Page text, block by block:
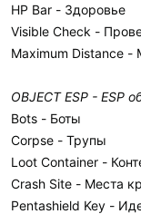
HP Bar - Здоровье
Visible Check -
Maximum Distance -
OBJECT ESP - ESP
Bots - Боты
Corpse - Трупы
Loot Container -
Crash Site - Места
Pentashield Key -